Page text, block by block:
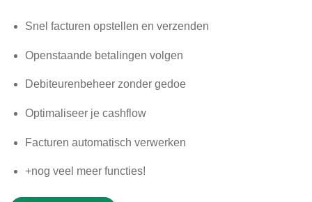
Snel facturen opstellen en verzenden
Openstaande betalingen volgen
Debiteurenbeheer zonder gedoe
Optimaliseer je cashflow
Facturen automatisch verwerken
+nog veel meer functies!